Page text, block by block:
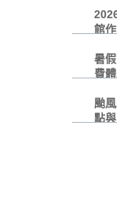
館
暑
費
颱
點